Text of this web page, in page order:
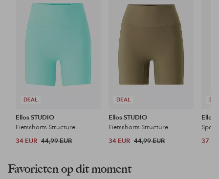
DEAL
aan
favorieten
Ellos STUDIO
Fietsshorts Structure
34 EUR 44,99 EUR
DEAL
favorieten
Ellos STUDIO
Fietsshorts Structure
34 EUR 44,99 EUR
Ellos
37
Favorieten op dit moment